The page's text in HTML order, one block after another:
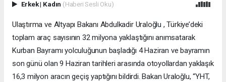
Erkek| Kadın (Haberi Sesli Oku)
Ulaştırma ve Altyapı Bakanı Abdulkadir Uraloğlu , Türkiye’deki
toplam araç sayısının 32 milyona yaklaştığını anımsatarak
Kurban Bayramı yolculuğunun başladığı 4 Haziran ve bayramın
son günü olan 9 Haziran tarihleri arasında otoyollardan yaklaşık
16,3 milyon aracın geçiş yaptığını bildirdi. Bakan Uraloğlu, “YHT,